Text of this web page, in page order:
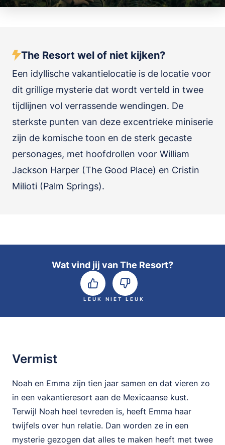
The Resort wel of niet kijken?
Een idyllische vakantielocatie is de locatie voor
dit grillige mysterie dat wordt verteld in twee
tijdlijnen vol verrassende wendingen. De
sterkste punten van deze excentrieke miniserie
zijn de komische toon en de sterk gecaste
personages, met hoofdrollen voor William
Jackson Harper (The Good Place) en Cristin
Milioti (Palm Springs).
Wat vind jij van The Resort?
LEUK NIET LEUK
Vermist
Noah en Emma zijn tien jaar samen en dat vieren zo
in een vakantieresort aan de Mexicaanse kust.
Terwijl Noah heel tevreden is, heeft Emma haar
twijfels over hun relatie. Dan worden ze in een
mysterie gezogen dat alles te maken heeft met twee